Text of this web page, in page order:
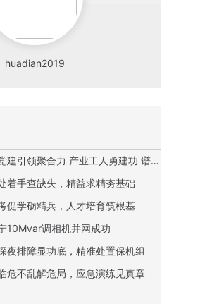
huadian2019
华电河北新能源：党建引领聚合力 产业工人勇建功 谱写高质量发展新篇章
着手查缺失，精益求精夯基础
促学砺精兵，人才培育筑根基
10Mvar调相机并网成功
夜排障显功底，精准处置保机组
危不乱解危局，应急演练见真章